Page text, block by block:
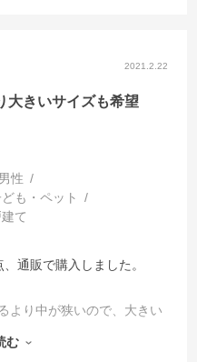
2021.2.22
大きいサイズも希望
男性
も・ペット
て
通販で購入しました。
より中が狭いので、大きい
使えません。
む